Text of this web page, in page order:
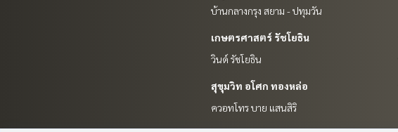
บ้านกลางกรุง สยาม - ปทุมวัน
เกษตรศาสตร์ รัชโยธิน
วินด์ รัชโยธิน
สุขุมวิท อโศก ทองหล่อ
ควอทโทร บาย แสนสิริ